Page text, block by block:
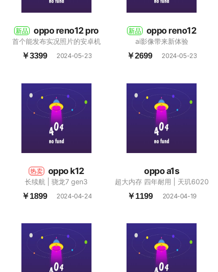
新品 oppo reno12 pro
首个能发布实况照片的安卓机
￥3399 2024-05-23
新品 oppo reno12
ai影像带来新体验
￥2699 2024-05-23
热卖 oppo k12
长续航 | 骁龙7 gen3
￥1899 2024-04-24
oppo a1s
超大内存 四年耐用 | 天玑6020
￥1199 2024-04-19